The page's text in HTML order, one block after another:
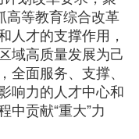
高等教育综合改革
人才的支撑作用，
域高质量发展为己
全面服务、支撑、
响力的人才中心和
中贡献“重大”力